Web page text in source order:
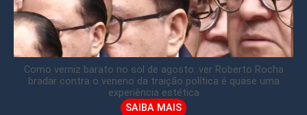
Como verniz barato no sol de agosto: ver Roberto Rocha
bradar contra o veneno da traição política é quase uma
experiência estética
SAIBA MAIS